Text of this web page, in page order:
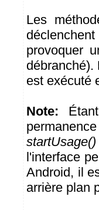
Les
provoquer
débranché).
est exécuté
Note:
startUsage()
l'interface
Android, il
arrière plan